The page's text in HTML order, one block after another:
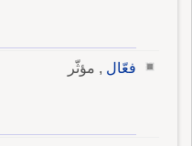
فعّال , مؤثّر